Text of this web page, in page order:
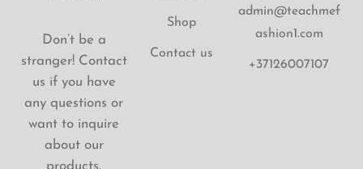
Don’t be a
stranger! Contact
us if you have
any questions or
want to inquire
about our
Shop
Contact us
admin@teachmef
ashion1.com
+37126007107